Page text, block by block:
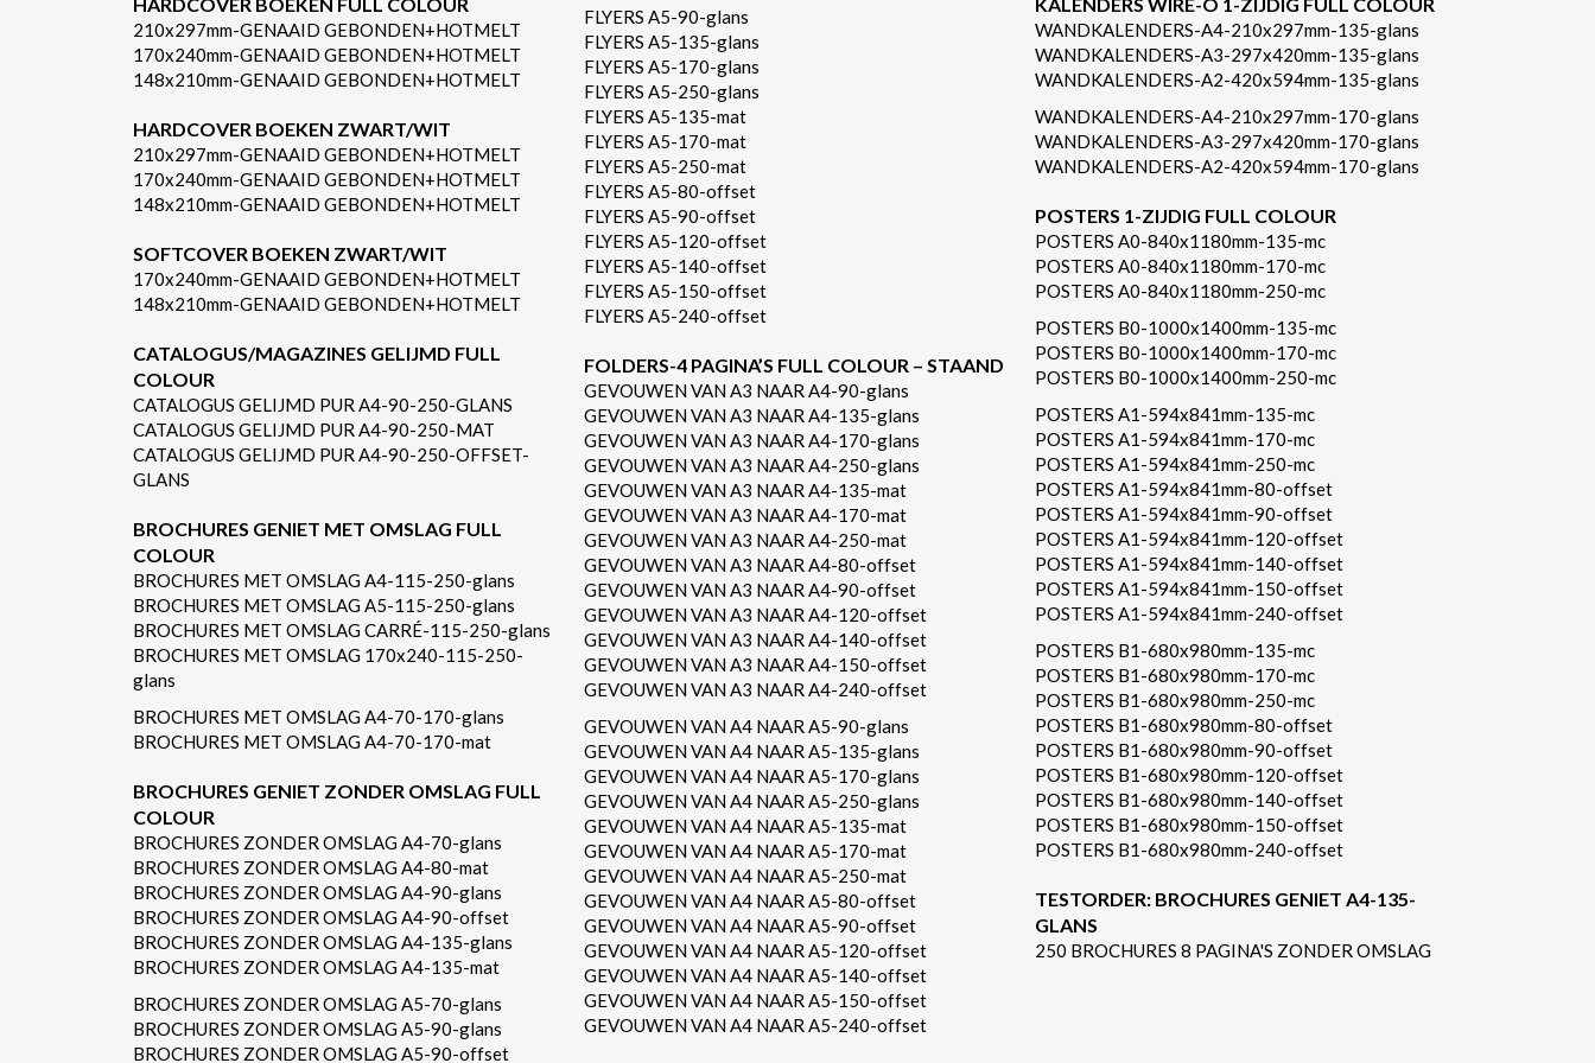
210x297mm-GENAAID GEBONDEN+HOTMELT
170x240mm-GENAAID GEBONDEN+HOTMELT
148x210mm-GENAAID GEBONDEN+HOTMELT
HARDCOVER BOEKEN ZWART/WIT
210x297mm-GENAAID GEBONDEN+HOTMELT
170x240mm-GENAAID GEBONDEN+HOTMELT
148x210mm-GENAAID GEBONDEN+HOTMELT
SOFTCOVER BOEKEN ZWART/WIT
170x240mm-GENAAID GEBONDEN+HOTMELT
148x210mm-GENAAID GEBONDEN+HOTMELT
CATALOGUS/MAGAZINES GELIJMD FULL
COLOUR
CATALOGUS GELIJMD PUR A4-90-250-GLANS
CATALOGUS GELIJMD PUR A4-90-250-MAT
CATALOGUS GELIJMD PUR A4-90-250-OFFSET-
GLANS
BROCHURES GENIET MET OMSLAG FULL
COLOUR
BROCHURES MET OMSLAG A4-115-250-glans
BROCHURES MET OMSLAG A5-115-250-glans
BROCHURES MET OMSLAG CARRÉ-115-250-glans
BROCHURES MET OMSLAG 170x240-115-250-
glans
BROCHURES MET OMSLAG A4-70-170-glans
BROCHURES MET OMSLAG A4-70-170-mat
BROCHURES GENIET ZONDER OMSLAG FULL
COLOUR
BROCHURES ZONDER OMSLAG A4-70-glans
BROCHURES ZONDER OMSLAG A4-80-mat
BROCHURES ZONDER OMSLAG A4-90-glans
BROCHURES ZONDER OMSLAG A4-90-offset
BROCHURES ZONDER OMSLAG A4-135-glans
BROCHURES ZONDER OMSLAG A4-135-mat
BROCHURES ZONDER OMSLAG A5-70-glans
BROCHURES ZONDER OMSLAG A5-90-glans
BROCHURES ZONDER OMSLAG A5-90-offset
FLYERS A5-90-glans
FLYERS A5-135-glans
FLYERS A5-170-glans
FLYERS A5-250-glans
FLYERS A5-135-mat
FLYERS A5-170-mat
FLYERS A5-250-mat
FLYERS A5-80-offset
FLYERS A5-90-offset
FLYERS A5-120-offset
FLYERS A5-140-offset
FLYERS A5-150-offset
FLYERS A5-240-offset
FOLDERS-4 PAGINA’S FULL COLOUR – STAAND
GEVOUWEN VAN A3 NAAR A4-90-glans
GEVOUWEN VAN A3 NAAR A4-135-glans
GEVOUWEN VAN A3 NAAR A4-170-glans
GEVOUWEN VAN A3 NAAR A4-250-glans
GEVOUWEN VAN A3 NAAR A4-135-mat
GEVOUWEN VAN A3 NAAR A4-170-mat
GEVOUWEN VAN A3 NAAR A4-250-mat
GEVOUWEN VAN A3 NAAR A4-80-offset
GEVOUWEN VAN A3 NAAR A4-90-offset
GEVOUWEN VAN A3 NAAR A4-120-offset
GEVOUWEN VAN A3 NAAR A4-140-offset
GEVOUWEN VAN A3 NAAR A4-150-offset
GEVOUWEN VAN A3 NAAR A4-240-offset
GEVOUWEN VAN A4 NAAR A5-90-glans
GEVOUWEN VAN A4 NAAR A5-135-glans
GEVOUWEN VAN A4 NAAR A5-170-glans
GEVOUWEN VAN A4 NAAR A5-250-glans
GEVOUWEN VAN A4 NAAR A5-135-mat
GEVOUWEN VAN A4 NAAR A5-170-mat
GEVOUWEN VAN A4 NAAR A5-250-mat
GEVOUWEN VAN A4 NAAR A5-80-offset
GEVOUWEN VAN A4 NAAR A5-90-offset
GEVOUWEN VAN A4 NAAR A5-120-offset
GEVOUWEN VAN A4 NAAR A5-140-offset
GEVOUWEN VAN A4 NAAR A5-150-offset
GEVOUWEN VAN A4 NAAR A5-240-offset
WANDKALENDERS-A4-210x297mm-135-glans
WANDKALENDERS-A3-297x420mm-135-glans
WANDKALENDERS-A2-420x594mm-135-glans
WANDKALENDERS-A4-210x297mm-170-glans
WANDKALENDERS-A3-297x420mm-170-glans
WANDKALENDERS-A2-420x594mm-170-glans
POSTERS 1-ZIJDIG FULL COLOUR
POSTERS A0-840x1180mm-135-mc
POSTERS A0-840x1180mm-170-mc
POSTERS A0-840x1180mm-250-mc
POSTERS B0-1000x1400mm-135-mc
POSTERS B0-1000x1400mm-170-mc
POSTERS B0-1000x1400mm-250-mc
POSTERS A1-594x841mm-135-mc
POSTERS A1-594x841mm-170-mc
POSTERS A1-594x841mm-250-mc
POSTERS A1-594x841mm-80-offset
POSTERS A1-594x841mm-90-offset
POSTERS A1-594x841mm-120-offset
POSTERS A1-594x841mm-140-offset
POSTERS A1-594x841mm-150-offset
POSTERS A1-594x841mm-240-offset
POSTERS B1-680x980mm-135-mc
POSTERS B1-680x980mm-170-mc
POSTERS B1-680x980mm-250-mc
POSTERS B1-680x980mm-80-offset
POSTERS B1-680x980mm-90-offset
POSTERS B1-680x980mm-120-offset
POSTERS B1-680x980mm-140-offset
POSTERS B1-680x980mm-150-offset
POSTERS B1-680x980mm-240-offset
TESTORDER: BROCHURES GENIET A4-135-
GLANS
250 BROCHURES 8 PAGINA'S ZONDER OMSLAG